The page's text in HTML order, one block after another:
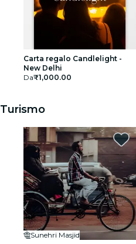
Carta regalo Candlelight -
New Delhi
Da₹1,000.00
Turismo
Sunehri Masjid